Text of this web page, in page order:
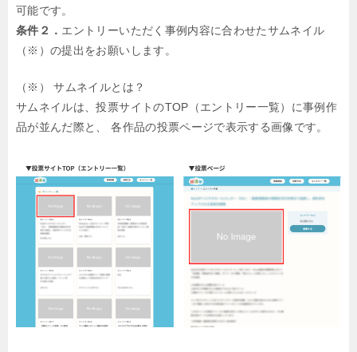
可能です。
条件２． エントリーいただく事例内容に合わせたサムネイル
（※）の提出をお願いします。
（※） サムネイルとは？
サムネイルは、投票サイトのTOP（エントリー一覧）に事例作
品が並んだ際と、
各作品の投票ページで表示する画像です。